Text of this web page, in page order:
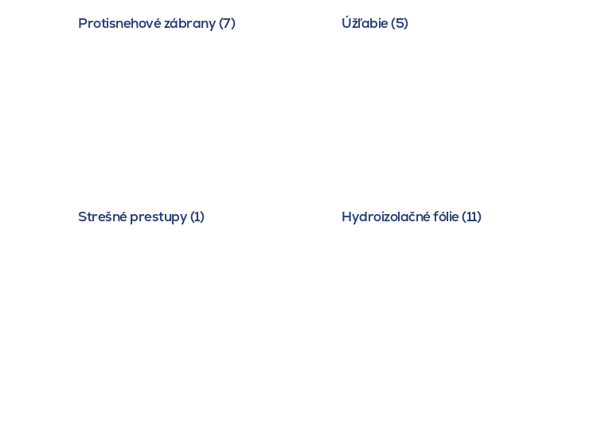
Protisnehové zábrany (7) Úžľabie (5)
Strešné prestupy (1) Hydroizolačné fólie (11)